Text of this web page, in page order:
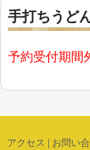
手打ちうど
予約受付期間
アクセス | お問い